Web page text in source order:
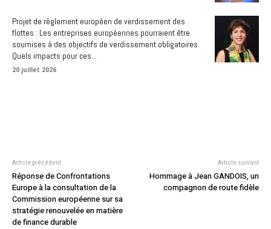
Projet de règlement européen de verdissement des
flottes : Les entreprises européennes pourraient être
soumises à des objectifs de verdissement obligatoires.
Quels impacts pour ces...
20 juillet 2026
Article précédent
Réponse de Confrontations
Europe à la consultation de la
Commission européenne sur sa
stratégie renouvelée en matière
de finance durable
Article suivant
Hommage à Jean GANDOIS, un
compagnon de route fidèle